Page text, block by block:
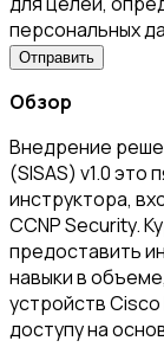
персональных
Обзор
Внедрение
(SISAS) v1.0 это
инструктора,
CCNP Security.
предоставить
навыки в
устройств
доступу на